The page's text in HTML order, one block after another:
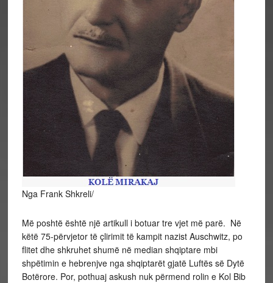
Nga Frank Shkreli/
Më poshtë është një artikull i botuar tre vjet më parë. Në
këtë 75-përvjetor të çlirimit të kampit nazist Auschwitz, po
flitet dhe shkruhet shumë në median shqiptare mbi
shpëtimin e hebrenjve nga shqiptarët gjatë Luftës së Dytë
Botërore. Por, pothuaj askush nuk përmend rolin e Kol Bib